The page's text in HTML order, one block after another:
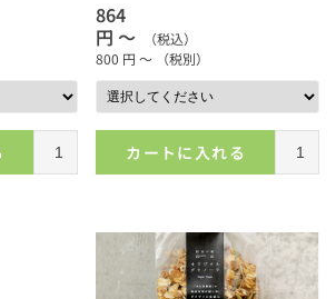
864
円 ～
（税込）
800 円 ～ （税別）
カートに入れる